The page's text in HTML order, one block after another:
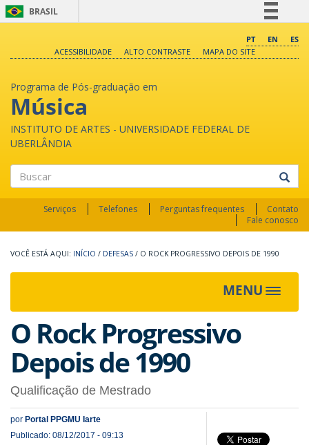
BRASIL
Comunica BR
PT EN
ES
ACESSIBILIDADE
ALTO CONTRASTE MAPA DO SITE
Programa de Pós-graduação em
Música
INSTITUTO DE ARTES - UNIVERSIDADE FEDERAL DE
UBERLÂNDIA
Buscar
Serviços Telefones Perguntas frequentes
Contato
Fale conosco
INÍCIO / DEFESAS / O ROCK PROGRESSIVO DEPOIS DE 1990
MENU
Toggle
O Rock Progressivo
Depois de 1990
Qualificação de Mestrado
por Portal PPGMU Iarte
Publicado: 08/12/2017 - 09:13